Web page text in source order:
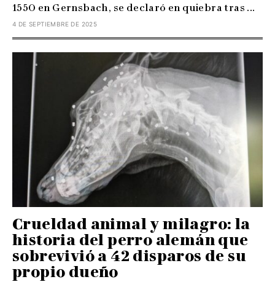
1550 en Gernsbach, se declaró en quiebra tras ...
4 DE SEPTIEMBRE DE 2025
Crueldad animal y milagro: la
historia del perro alemán que
sobrevivió a 42 disparos de su
propio dueño